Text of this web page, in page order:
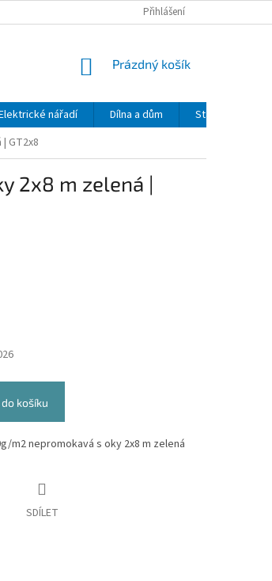
Přihlášení
NÁKUPNÍ
Prázdný košík
nářadí Dílna a dům
Stavební
GT2x8
2x8 m zelená |
košíku
m2 nepromokavá s oky 2x8 m zelená
SDÍLET